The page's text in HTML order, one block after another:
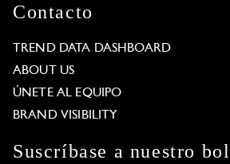
Contacto
TREND DATA DASHBOARD
ABOUT US
ÚNETE AL EQUIPO
BRAND VISIBILITY
Suscríbase a nuestro